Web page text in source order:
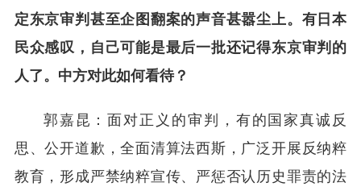
定东京审判甚至企图翻案的声音甚嚣尘上。有日本
民众感叹，自己可能是最后一批还记得东京审判的
人了。中方对此如何看待？
郭嘉昆：面对正义的审判，有的国家真诚反
思、公开道歉，全面清算法西斯，广泛开展反纳粹
教育，形成严禁纳粹宣传、严惩否认历史罪责的法